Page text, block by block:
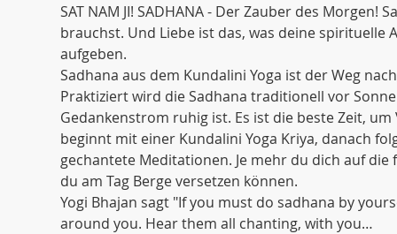
SAT NAM JI! SADHANA - Der Zauber des
brauchst. Und Liebe ist das, was deine
aufgeben.
Sadhana aus dem Kundalini Yoga ist der Weg
Praktiziert wird die Sadhana traditionell vor
Gedankenstrom ruhig ist. Es ist die beste Zeit,
beginnt mit einer Kundalini Yoga Kriya, danach
gechantete Meditationen. Je mehr du dich auf
du am Tag Berge versetzen können.
Yogi Bhajan sagt "If you must do sadhana by
around you. Hear them all chanting, with you…